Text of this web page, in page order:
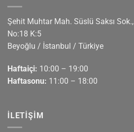
Şehit Muhtar Mah. Süslü Saksı Sok.,
No:18 K:5
Beyoğlu / İstanbul / Türkiye
Haftaiçi: 10:00 – 19:00
Haftasonu: 11:00 – 18:00
İLETIŞIM